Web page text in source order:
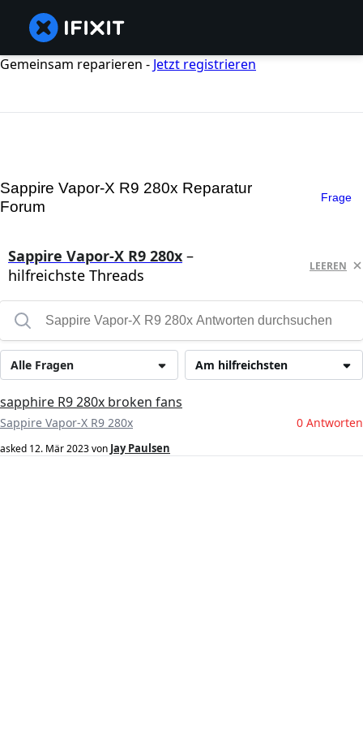
Gemeinsam reparieren - Jetzt registrieren
Sappire Vapor-X R9 280x Reparatur
Forum
Frage
Sappire Vapor-X R9 280x –
hilfreichste Threads
LEEREN
Am hilfreichsten
Alle Fragen
sapphire R9 280x broken fans
Sappire Vapor-X R9 280x 0 Antworten
asked 12. Mär 2023von Jay Paulsen